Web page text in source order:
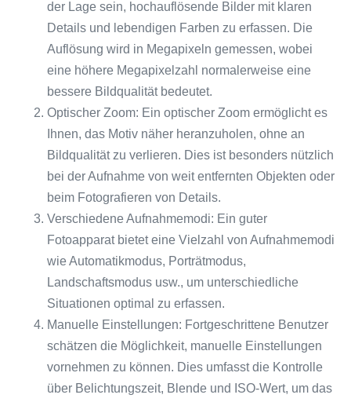
der Lage sein, hochauflösende Bilder mit klaren
Details und lebendigen Farben zu erfassen. Die
Auflösung wird in Megapixeln gemessen, wobei
eine höhere Megapixelzahl normalerweise eine
bessere Bildqualität bedeutet.
Optischer Zoom: Ein optischer Zoom ermöglicht es
Ihnen, das Motiv näher heranzuholen, ohne an
Bildqualität zu verlieren. Dies ist besonders nützlich
bei der Aufnahme von weit entfernten Objekten oder
beim Fotografieren von Details.
Verschiedene Aufnahmemodi: Ein guter
Fotoapparat bietet eine Vielzahl von Aufnahmemodi
wie Automatikmodus, Porträtmodus,
Landschaftsmodus usw., um unterschiedliche
Situationen optimal zu erfassen.
Manuelle Einstellungen: Fortgeschrittene Benutzer
schätzen die Möglichkeit, manuelle Einstellungen
vornehmen zu können. Dies umfasst die Kontrolle
über Belichtungszeit, Blende und ISO-Wert, um das